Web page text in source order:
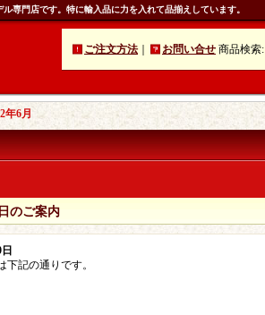
専門店です。特に輸入品に力を入れて品揃えしています。
ご注文方法 お問い合せ 商品検索:
年6月
のご案内
下記の通りです。